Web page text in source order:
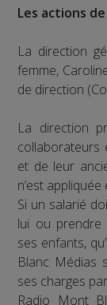
Les actions
La direction
femme,
de direction
La direction
collaborateurs
et de leur
n’est
Si un salarié
lui ou prendre
ses enfants,
Blanc Médias
ses charges
Radio Mont